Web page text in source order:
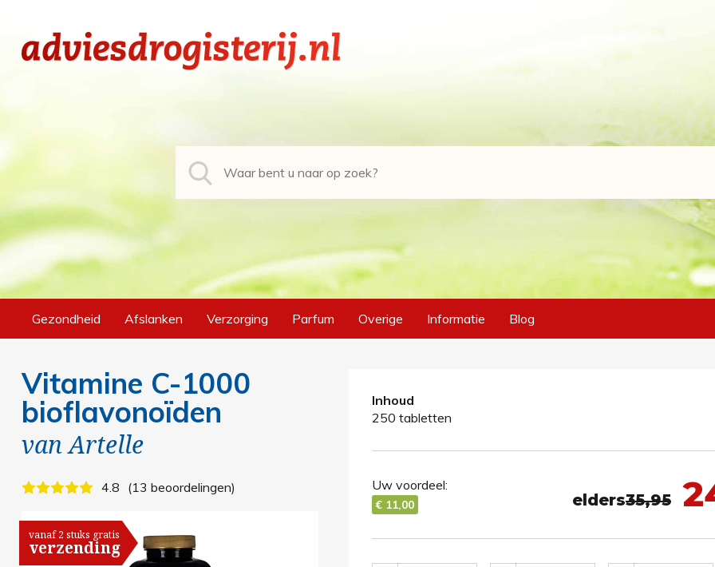
Gezondheid Afslanken Verzorging Parfum Overige Informatie Blog
Vitamine C-1000
bioflavonoïden
vanArtelle
4.8 13 beoordelingen
vanaf 2 stuks gratis
verzending
Inhoud
250 tabletten
elders35,95
Uw voordeel:
€ 11,00